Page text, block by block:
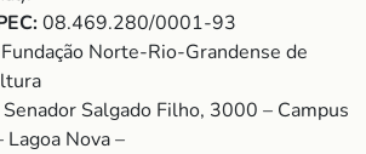
08.469.280/0001-93
Fundação Norte-Rio-Grandense de
Salgado Filho, 3000 – Campus
Nova –